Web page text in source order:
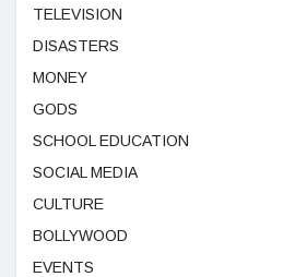
TELEVISION
DISASTERS
MONEY
GODS
SCHOOL EDUCATION
SOCIAL MEDIA
CULTURE
BOLLYWOOD
EVENTS